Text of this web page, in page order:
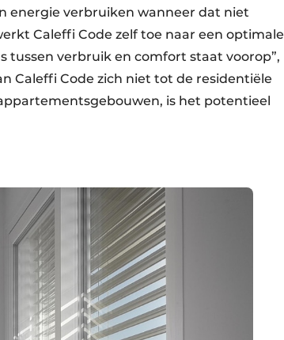
energie verbruiken wanneer dat niet
Caleffi Code zelf toe naar een optimale
tussen verbruik en comfort staat voorop”,
Caleffi Code zich niet tot de residentiële
is het potentieel